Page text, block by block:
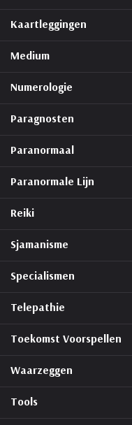
Kaartleggingen
Medium
Numerologie
Paragnosten
Paranormaal
Paranormale Lijn
Reiki
Sjamanisme
Specialismen
Telepathie
Toekomst Voorspellen
Waarzeggen
Tools